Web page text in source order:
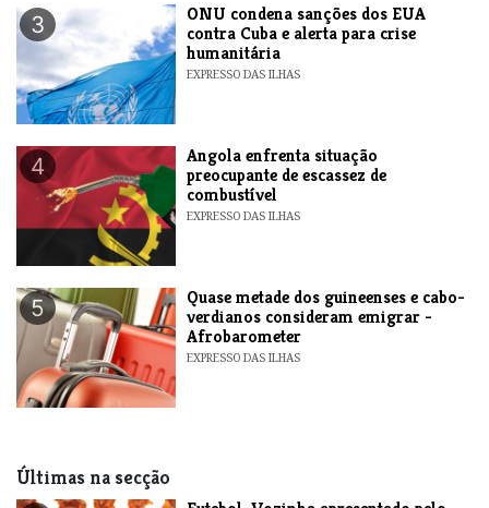
3
ONU condena sanções dos EUA
contra Cuba e alerta para crise
humanitária
EXPRESSO DAS ILHAS
4
Angola enfrenta situação
preocupante de escassez de
combustível
EXPRESSO DAS ILHAS
5
Quase metade dos guineenses e cabo-
verdianos consideram emigrar -
Afrobarometer
EXPRESSO DAS ILHAS
Últimas na secção